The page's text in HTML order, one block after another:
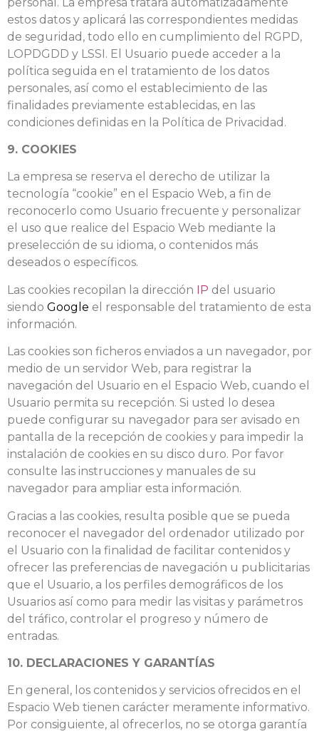
estos datos y aplicará las correspondientes medidas
de seguridad, todo ello en cumplimiento del RGPD,
LOPDGDD y LSSI. El Usuario puede acceder a la
política seguida en el tratamiento de los datos
personales, así como el establecimiento de las
finalidades previamente establecidas, en las
condiciones definidas en la Política de Privacidad.
9. COOKIES
La empresa se reserva el derecho de utilizar la
tecnología “cookie” en el Espacio Web, a fin de
reconocerlo como Usuario frecuente y personalizar
el uso que realice del Espacio Web mediante la
preselección de su idioma, o contenidos más
deseados o específicos.
Las cookies recopilan la dirección IP del usuario
siendo Google el responsable del tratamiento de esta
información.
Las cookies son ficheros enviados a un navegador, por
medio de un servidor Web, para registrar la
navegación del Usuario en el Espacio Web, cuando el
Usuario permita su recepción. Si usted lo desea
puede configurar su navegador para ser avisado en
pantalla de la recepción de cookies y para impedir la
instalación de cookies en su disco duro. Por favor
consulte las instrucciones y manuales de su
navegador para ampliar esta información.
Gracias a las cookies, resulta posible que se pueda
reconocer el navegador del ordenador utilizado por
el Usuario con la finalidad de facilitar contenidos y
ofrecer las preferencias de navegación u publicitarias
que el Usuario, a los perfiles demográficos de los
Usuarios así como para medir las visitas y parámetros
del tráfico, controlar el progreso y número de
entradas.
10. DECLARACIONES Y GARANTÍAS
En general, los contenidos y servicios ofrecidos en el
Espacio Web tienen carácter meramente informativo.
Por consiguiente, al ofrecerlos, no se otorga garantía